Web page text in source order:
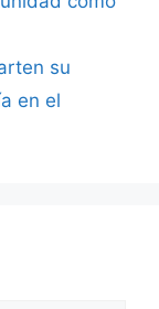
su
en el